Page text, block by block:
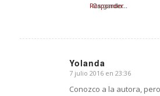
Cargando...
Responder
Yolanda
Dice:
7 julio 2016 en 23:36
Conozco a la autora,